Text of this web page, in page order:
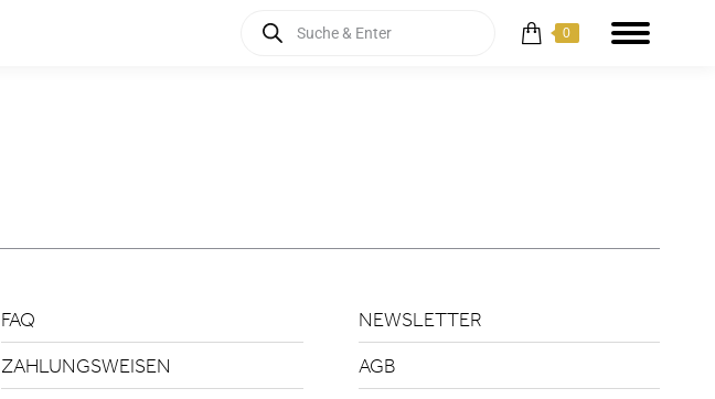
Products
search
0
FAQ
ZAHLUNGSWEISEN
NEWSLETTER
AGB